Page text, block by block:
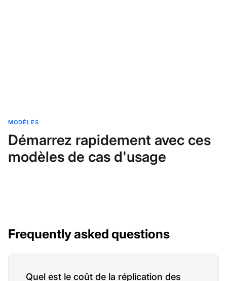
MODÈLES
Démarrez rapidement avec ces
modèles de cas d'usage
Frequently asked questions
Quel est le coût de la réplication des